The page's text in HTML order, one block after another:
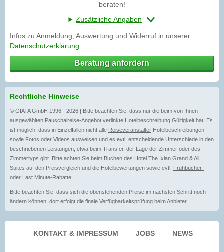
beraten!
Zusätzliche Angaben
Infos zu Anmeldung, Auswertung und Widerruf in unserer
Datenschutzerklärung
Beratung anfordern
Rechtliche Hinweise
© GIATA GmbH 1996 - 2026 | Bitte beachten Sie, dass nur die beim von Ihnen
ausgewählten Pauschalreise-Angebot verlinkte Hotelbeschreibung Gültigkeit hat! Es
ist möglich, dass in Einzelfällen nicht alle Reiseveranstalter Hotelbeschreibungen
sowie Fotos oder Videos ausweisen und es evtl. entscheidende Unterschiede in den
beschriebenen Leistungen, etwa beim Transfer, der Lage der Zimmer oder des
Zimmertyps gibt. Bitte achten Sie beim Buchen des Hotel The Ixian Grand & All
Suites auf den Preisvergleich und die Hotelbewertungen sowie evtl. Frühbucher-
oder Last Minute-Rabatte.
Bitte beachten Sie, dass sich die obenstehenden Preise im nächsten Schritt noch
ändern können, dort erfolgt die finale Verfügbarkeitsprüfung beim Anbieter.
KONTAKT & IMPRESSUM JOBS NEWS